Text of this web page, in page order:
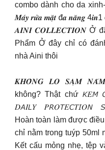
combo dành cho da
𝑴𝒂́𝒚 𝒓𝒖̛̉𝒂 𝒎𝒂̣̆𝒕 đ𝒂 𝒏𝒂̆𝒏𝒈 4𝒊𝒏1
𝑨𝑰𝑵𝑰 𝑪𝑶𝑳𝑳𝑬𝑪𝑻𝑰𝑶𝑵 Ở
Phẩm Ở đây chỉ có
nhà Aini thôi
𝑲𝑯𝑶̂𝑵𝑮 𝑳𝑶 𝑺𝑨̣𝑴
không? Thật chứ 𝘒𝐸𝘔
𝐷𝘈𝐼𝘓𝑌 𝑃𝘙𝑂𝘛𝐸𝘊𝑇𝘐𝑂𝘕
Hoàn toàn làm được
chỉ nằm trong tuýp
Kết cấu mỏng nhẹ, tệp